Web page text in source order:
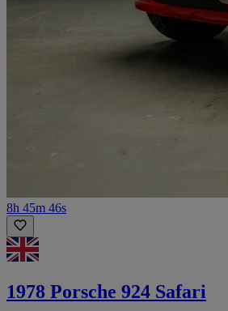
8h 45m 46s
1978 Porsche 924 Safari